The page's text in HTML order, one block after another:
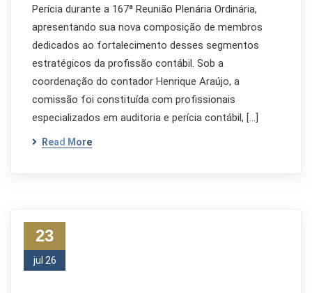
Perícia durante a 167ª Reunião Plenária Ordinária,
apresentando sua nova composição de membros
dedicados ao fortalecimento desses segmentos
estratégicos da profissão contábil. Sob a
coordenação do contador Henrique Araújo, a
comissão foi constituída com profissionais
especializados em auditoria e perícia contábil, […]
Read More
23
jul 26